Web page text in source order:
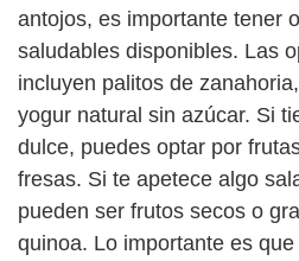
antojos, es importante tener
saludables disponibles. Las
incluyen palitos de
yogur natural sin azúcar. Si
dulce, puedes optar por
fresas. Si te apetece algo
pueden ser frutos secos o
quinoa. Lo importante es